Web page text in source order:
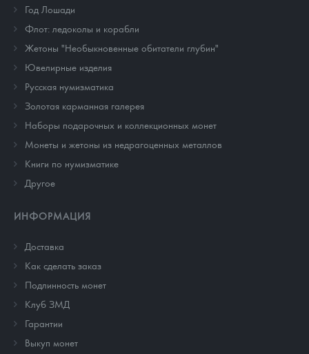
Год Лошади
Флот: ледоколы и корабли
Жетоны "Необыкновенные обитатели глубин"
Ювелирные изделия
Русская нумизматика
Золотая карманная галерея
Наборы подарочных и коллекционных монет
Монеты и жетоны из недрагоценных металлов
Книги по нумизматике
Другое
ИНФОРМАЦИЯ
Доставка
Как сделать заказ
Подлинность монет
Клуб ЗМД
Гарантии
Выкуп монет